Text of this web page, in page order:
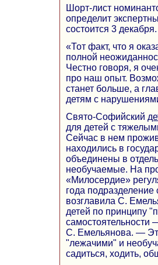
Шорт-лист
определит
состоится 3 декабря.
«Тот факт, что я
полной
Честно говоря, я
про наш опыт.
станет больше, а
детям с
Свято-Софийский
для детей с
Сейчас в нем
находились в
объединены в
необучаемые. На
«Милосердие»
года
возглавила С.
детей по принципу
самостоятельности
С. Емельянова. —
"лежачими" и
садиться, ходить,